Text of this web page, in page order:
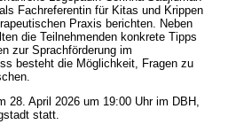
Fachreferentin für Kitas und Krippen
Praxis berichten. Neben
die Teilnehmenden konkrete Tipps
zur Sprachförderung im
besteht die Möglichkeit, Fragen zu
28. April 2026 um 19:00 Uhr im DBH,
statt.